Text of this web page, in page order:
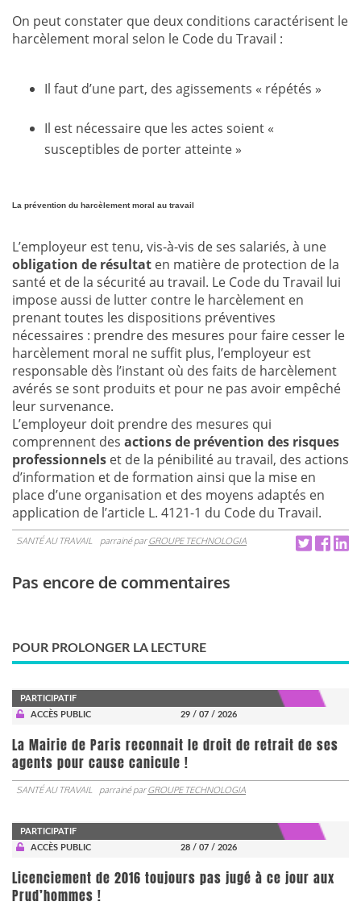
On peut constater que deux conditions caractérisent le
harcèlement moral selon le Code du Travail :
Il faut d’une part, des agissements « répétés »
Il est nécessaire que les actes soient «
susceptibles de porter atteinte »
La prévention du harcèlement moral au travail
L’employeur est tenu, vis-à-vis de ses salariés, à une
obligation de résultat en matière de protection de la
santé et de la sécurité au travail. Le Code du Travail lui
impose aussi de lutter contre le harcèlement en
prenant toutes les dispositions préventives
nécessaires : prendre des mesures pour faire cesser le
harcèlement moral ne suffit plus, l’employeur est
responsable dès l’instant où des faits de harcèlement
avérés se sont produits et pour ne pas avoir empêché
leur survenance.
L’employeur doit prendre des mesures qui
comprennent des actions de prévention des risques
professionnels et de la pénibilité au travail, des actions
d’information et de formation ainsi que la mise en
place d’une organisation et des moyens adaptés en
application de l’article L. 4121-1 du Code du Travail.
SANTÉ AU TRAVAIL parrainé parGROUPE TECHNOLOGIA
Pas encore de commentaires
POUR PROLONGER LA LECTURE
PARTICIPATIF
ACCÈS PUBLIC
29 / 07 / 2026
La Mairie de Paris reconnait le droit de retrait de ses
agents pour cause canicule !
SANTÉ AU TRAVAIL parrainé parGROUPE TECHNOLOGIA
PARTICIPATIF
ACCÈS PUBLIC
28 / 07 / 2026
Licenciement de 2016 toujours pas jugé à ce jour aux
Prud’hommes !